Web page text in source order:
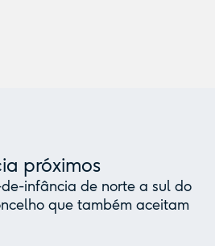
próximos
infância de norte a sul do
que também aceitam